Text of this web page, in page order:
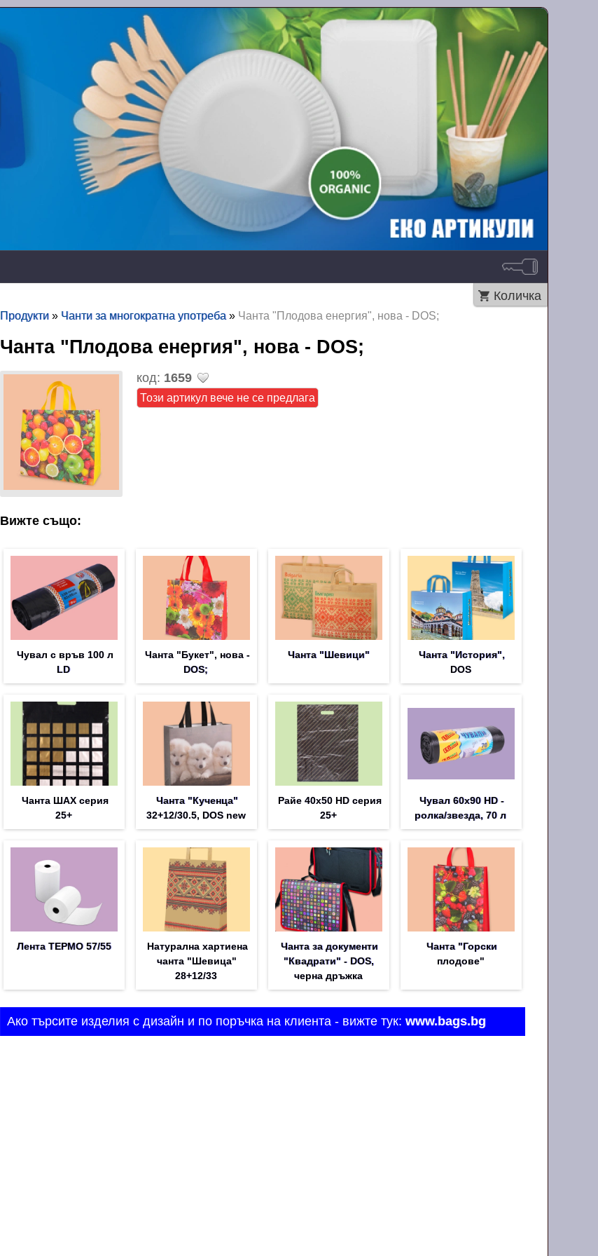
Количка
Продукти » Чанти за многократна употреба » Чанта "Плодова енергия", нова - DOS;
Чанта "Плодова енергия", нова - DOS;
код: 1659
Този артикул вече не се предлага
Вижте също:
Чувал с връв 100 л
LD
Чанта "Букет", нова -
DOS;
Чанта "Шевици"
Чанта "История",
DOS
Чанта ШАХ серия
25+
Чанта "Кученца"
32+12/30.5, DOS new
Райе 40х50 HD серия
25+
Чувал 60х90 HD -
ролка/звезда, 70 л
Лента ТЕРМО 57/55
Натурална хартиена
чанта "Шевица"
28+12/33
Чанта за документи
"Квадрати" - DOS,
черна дръжка
Чанта "Горски
плодове"
Ако търсите изделия с дизайн и по поръчка на клиента - вижте тук:www.bags.bg